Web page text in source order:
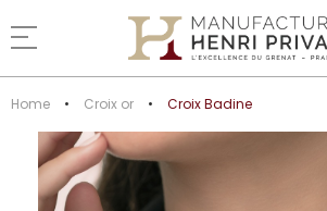
Basculer la navigation
Home Croix or Croix Badine